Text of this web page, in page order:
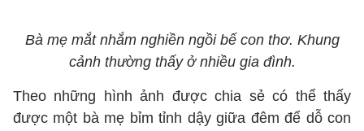
Bà mẹ mắt nhắm nghiền ngồi bế con thơ. Khung
cảnh thường thấy ở nhiều gia đình.
Theo những hình ảnh được chia sẻ có thể thấy
được một bà mẹ bỉm tỉnh dậy giữa đêm để dỗ con